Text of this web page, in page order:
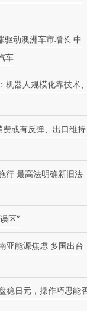
驱动澳洲车市增长 中
车
机器人规模化靠技术、
费或有反弹、出口维持
行 最高法明确新旧法
区”
亚能源焦虑 多国出台
稳日元，操作巧思能